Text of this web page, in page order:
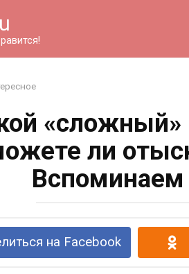
«сложный»
ли
на Facebook